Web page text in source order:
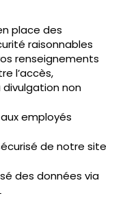
place des
raisonnables
renseignements
l’accès,
divulgation non
employés
de notre site
des données via